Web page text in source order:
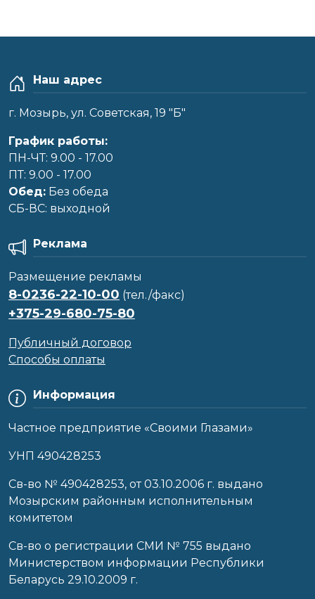
Наш адрес
г. Мозырь, ул. Советская, 19 "Б"
График работы:
ПН-ЧТ: 9.00 - 17.00
ПТ: 9.00 - 17.00
Обед: Без обеда
CБ-ВС: выходной
Информация
Частное предприятие «Своими Глазами»
УНП 490428253
Cв-во № 490428253, от 03.10.2006 г. выдано
Мозырским районным исполнительным
комитетом
Св-во о регистрации СМИ № 755 выдано
Министерством информации Республики
Беларусь 29.10.2009 г.
Реклама
Размещение рекламы
8-0236-22-10-00 (тел./факс)
+375-29-680-75-80
Публичный договор
Способы оплаты